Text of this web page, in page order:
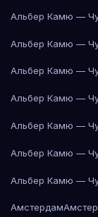
Альбер Камю —
Альбер Камю —
Альбер Камю —
Альбер Камю —
Альбер Камю —
Альбер Камю —
Альбер Камю —
Амстердам